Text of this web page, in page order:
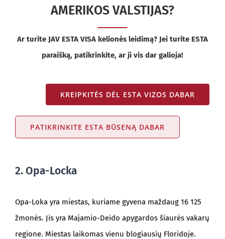
AMERIKOS VALSTIJAS?
Ar turite JAV ESTA VISA kelionės leidimą? Jei turite ESTA
paraišką, patikrinkite, ar ji vis dar galioja!
KREIPKITĖS DĖL ESTA VIZOS DABAR
PATIKRINKITE ESTA BŪSENĄ DABAR
2. Opa-Locka
Opa-Loka yra miestas, kuriame gyvena maždaug 16 125
žmonės. Jis yra Majamio-Deido apygardos šiaurės vakarų
regione. Miestas laikomas vienu blogiausių Floridoje.